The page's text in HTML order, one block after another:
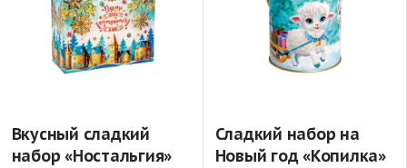
Вкусный сладкий
набор «Ностальгия»
Сладкий набор на
Новый год «Копилка»